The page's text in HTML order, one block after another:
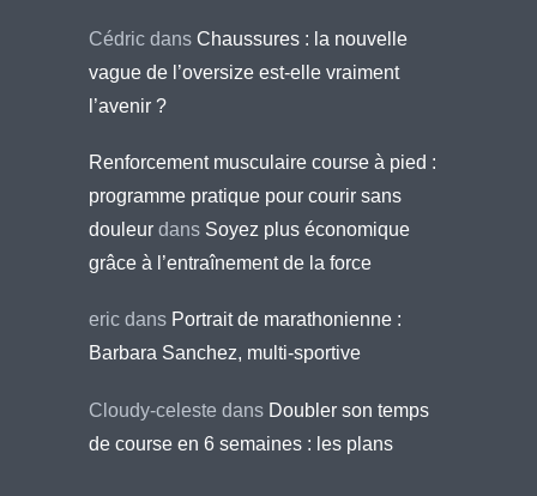
Cédric dans Chaussures : la nouvelle
vague de l’oversize est-elle vraiment
l’avenir ?
Renforcement musculaire course à pied :
programme pratique pour courir sans
douleur dans Soyez plus économique
grâce à l’entraînement de la force
eric dans Portrait de marathonienne :
Barbara Sanchez, multi-sportive
Cloudy-celeste dans Doubler son temps
de course en 6 semaines : les plans